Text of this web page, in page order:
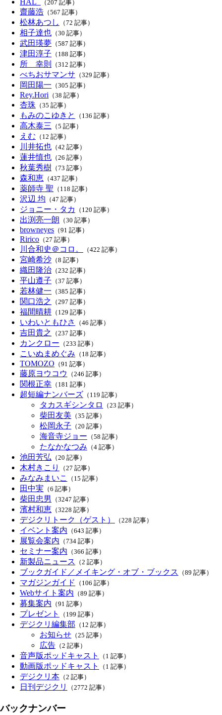
HAL_ （207 記事）
齋藤浩 （567 記事）
松林あつし （72 記事）
相子達也 （30 記事）
武田瑛夢 （587 記事）
津田淳子 （188 記事）
所 幸則 （312 記事）
べちおサマンサ （329 記事）
岡田陽一 （305 記事）
Rey.Hori （38 記事）
杏珠 （35 記事）
もみのこゆきと （136 記事）
高木泰三 （5 記事）
えむ （12 記事）
川井拓也 （42 記事）
蓮井慎也 （26 記事）
秋葉秀樹 （73 記事）
森和恵 （437 記事）
薬師寺 聖 （118 記事）
沢辺 均 （47 記事）
ジョニー・タカ （120 記事）
出渕亮一朗 （30 記事）
browneyes （91 記事）
Ririco （27 記事）
川合和史＠コロ。 （422 記事）
宮崎希沙 （8 記事）
織田隆治 （232 記事）
平山遵子 （37 記事）
若林健一 （385 記事）
関口浩之 （297 記事）
福間晴耕 （129 記事）
いわいともひさ （46 記事）
吉田貴之 （237 記事）
カンクロー （233 記事）
こいぬまめぐみ （18 記事）
TOMOZO （91 記事）
藤原ヨウコウ （246 記事）
関根正幸 （181 記事）
超短編ナンバーズ （119 記事）
タカスギシンタロ （23 記事）
柴田友美 （35 記事）
松岡永子 （20 記事）
海音寺ジョー （58 記事）
たなかなつみ （4 記事）
池田芳弘 （20 記事）
木村きこり （27 記事）
みなみまいこ （15 記事）
田中実 （6 記事）
柴田忠男 （3247 記事）
濱村和恵 （3228 記事）
デジクリトーク（ゲスト） （228 記事）
イベント案内 （643 記事）
展覧会案内 （734 記事）
セミナー案内 （366 記事）
新製品ニュース （2 記事）
ブックガイド／メイキング・オブ・ブックス （89 記事）
マガジンガイド （106 記事）
Webサイト案内 （89 記事）
募集案内 （91 記事）
プレゼント （199 記事）
デジクリ編集部 （12 記事）
お知らせ （25 記事）
広告 （2 記事）
音声版ポッドキャスト （1 記事）
動画版ポッドキャスト （1 記事）
デジクリ本 （2 記事）
日刊デジクリ （2772 記事）
バックナンバー